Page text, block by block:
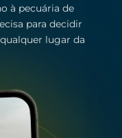
à pecuária de
para decidir
lugar da